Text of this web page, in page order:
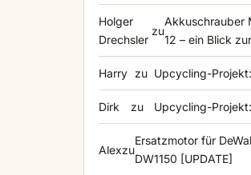
Holger
Drechsler
zu
Akkuschrauber
12 – ein Blick
Harry zu Upcycling-
Dirk zu Upcycling-
Alexzu
Ersatzmotor für
DW1150 [UPDATE]